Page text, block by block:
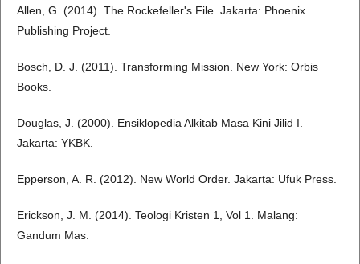
Allen, G. (2014). The Rockefeller's File. Jakarta: Phoenix
Publishing Project.
Bosch, D. J. (2011). Transforming Mission. New York: Orbis
Books.
Douglas, J. (2000). Ensiklopedia Alkitab Masa Kini Jilid I.
Jakarta: YKBK.
Epperson, A. R. (2012). New World Order. Jakarta: Ufuk Press.
Erickson, J. M. (2014). Teologi Kristen 1, Vol 1. Malang:
Gandum Mas.